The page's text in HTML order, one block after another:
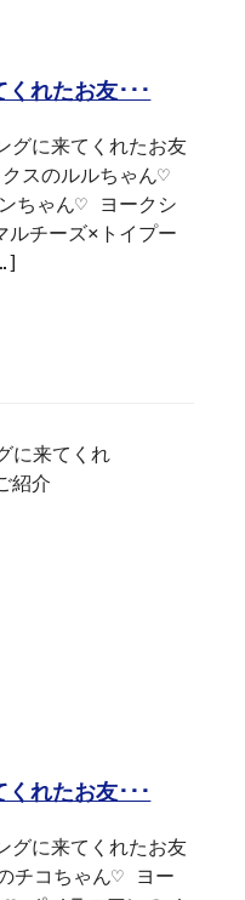
れたお友･･･
に来てくれたお友
スのルルちゃん♡
ちゃん♡ ヨークシ
チーズ×トイプー
れたお友･･･
に来てくれたお友
チコちゃん♡ ヨー